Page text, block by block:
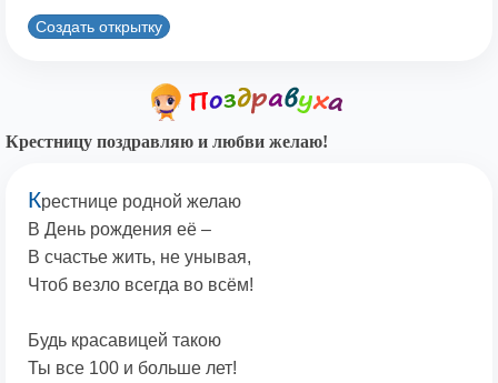
Создать открытку
Крестницу поздравляю и любви желаю!
Крестнице родной желаю
В День рождения её –
В счастье жить, не унывая,
Чтоб везло всегда во всём!
Будь красавицей такою
Ты все 100 и больше лет!